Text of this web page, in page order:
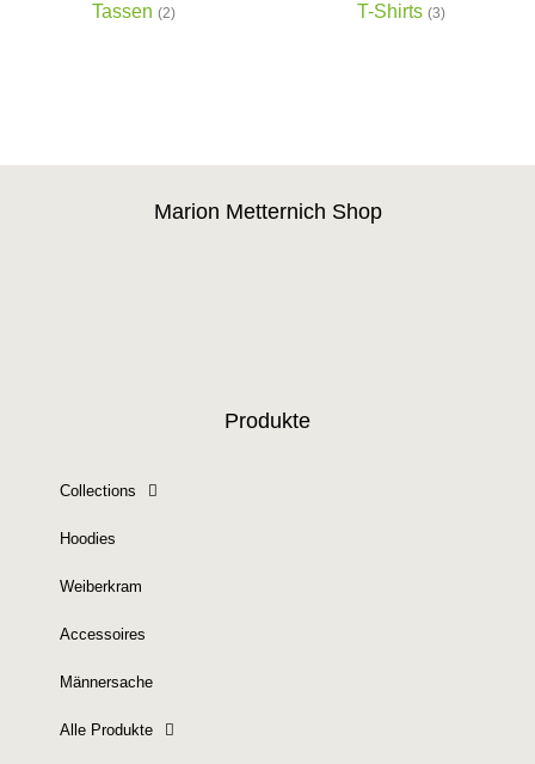
Tassen (2) T-Shirts (3)
Marion Metternich Shop
Produkte
Collections
Hoodies
Weiberkram
Accessoires
Männersache
Alle Produkte